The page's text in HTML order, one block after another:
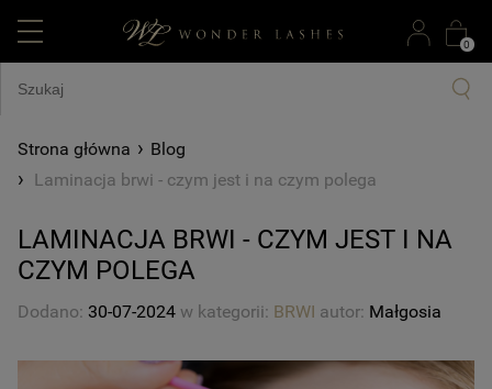
0
Strona główna › Blog
› Laminacja brwi - czym jest i na czym polega
LAMINACJA BRWI - CZYM JEST I NA
CZYM POLEGA
Dodano: 30-07-2024 w kategorii: BRWI autor: Małgosia